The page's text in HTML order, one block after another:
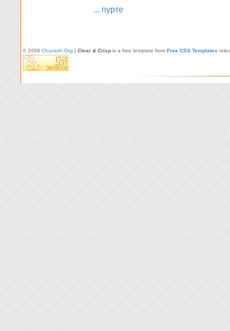
... пурте
© 2008 Chuvash.Org | Clear & Crisp is a free template from Free CSS Templates